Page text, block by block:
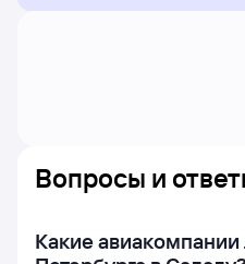
Вопросы и
Какие авиакомпании